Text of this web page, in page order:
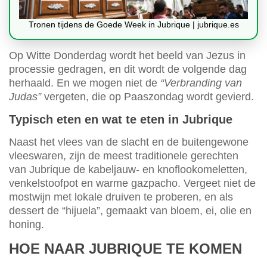
Tronen tijdens de Goede Week in Jubrique | jubrique.es
Op Witte Donderdag wordt het beeld van Jezus in
processie gedragen, en dit wordt de volgende dag
herhaald. En we mogen niet de “Verbranding van
Judas”vergeten, die op Paaszondag wordt gevierd.
Typisch eten en wat te eten in Jubrique
Naast het vlees van de slacht en de buitengewone
vleeswaren, zijn de meest traditionele gerechten
van Jubrique de kabeljauw- en knoflookomeletten,
venkelstoofpot en warme gazpacho. Vergeet niet de
mostwijn met lokale druiven te proberen, en als
dessert de “hijuela”, gemaakt van bloem, ei, olie en
honing.
HOE NAAR JUBRIQUE TE KOMEN